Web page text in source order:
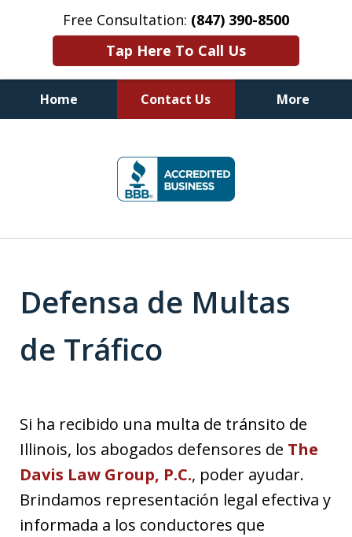
Free Consultation: (847) 390-8500
Tap Here To Call Us
Home Contact Us More
Defensa Criminal y Reinstalación de
Licencia de Conducir en Illinois
Defensa de Multas
de Tráfico
Si ha recibido una multa de tránsito de
Illinois, los abogados defensores de The
Davis Law Group, P.C., poder ayudar.
Brindamos representación legal efectiva y
informada a los conductores que